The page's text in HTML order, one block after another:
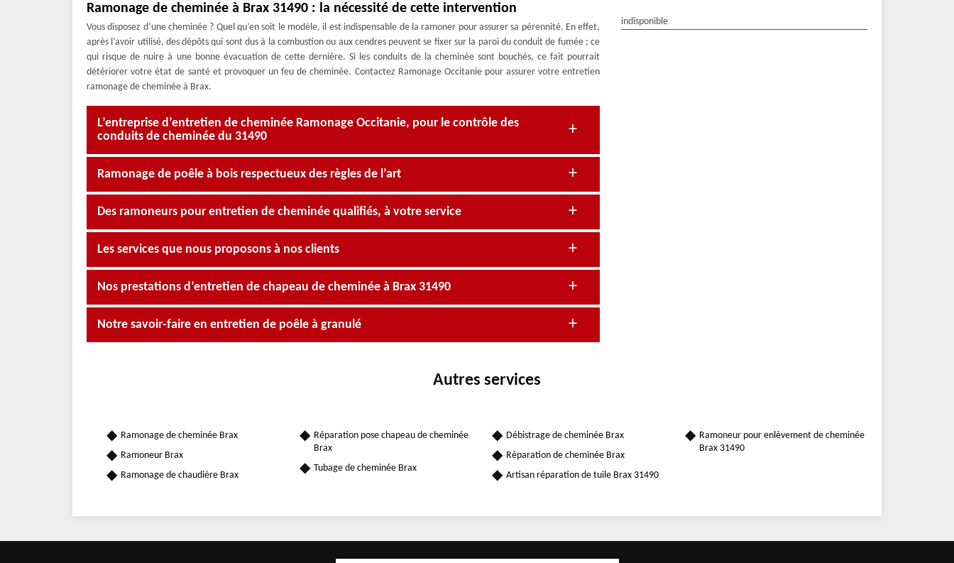
Ramonage de cheminée à Brax 31490 : la nécessité de cette intervention
Vous disposez d’une cheminée ? Quel qu’en soit le modèle, il est indispensable de la ramoner pour assurer sa pérennité. En effet,
après l’avoir utilisé, des dépôts qui sont dus à la combustion ou aux cendres peuvent se fixer sur la paroi du conduit de fumée ; ce
qui risque de nuire à une bonne évacuation de cette dernière. Si les conduits de la cheminée sont bouchés, ce fait pourrait
détériorer votre état de santé et provoquer un feu de cheminée. Contactez Ramonage Occitanie pour assurer votre entretien
ramonage de cheminée à Brax.
L’entreprise d’entretien de cheminée Ramonage Occitanie, pour le contrôle des
conduits de cheminée du 31490
Ramonage de poêle à bois respectueux des règles de l’art
Des ramoneurs pour entretien de cheminée qualifiés, à votre service
Les services que nous proposons à nos clients
Nos prestations d’entretien de chapeau de cheminée à Brax 31490
Notre savoir-faire en entretien de poêle à granulé
indisponible
Autres services
Ramonage de cheminée Brax
Ramoneur Brax
Ramonage de chaudière Brax
Réparation pose chapeau de cheminée
Brax
Tubage de cheminée Brax
Débistrage de cheminée Brax
Réparation de cheminée Brax
Artisan réparation de tuile Brax 31490
Ramoneur pour enlèvement de cheminée
Brax 31490